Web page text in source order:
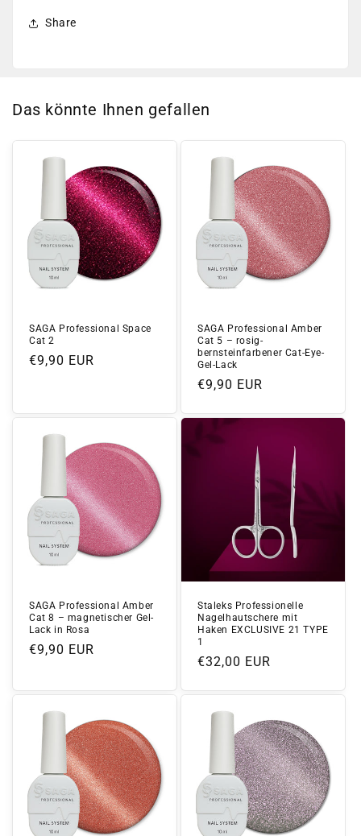
Share
Das könnte Ihnen gefallen
SAGA Professional Space
Cat 2
Normaler
€9,90 EUR
SAGA Professional Amber
Cat 5 – rosig-
bernsteinfarbener Cat-Eye-
Gel-Lack
Normaler
€9,90 EUR
SAGA Professional Amber
Cat 8 – magnetischer Gel-
Lack in Rosa
Normaler
€9,90 EUR
Staleks Professionelle
Nagelhautschere mit
Haken EXCLUSIVE 21 TYPE
1
Normaler
€32,00 EUR